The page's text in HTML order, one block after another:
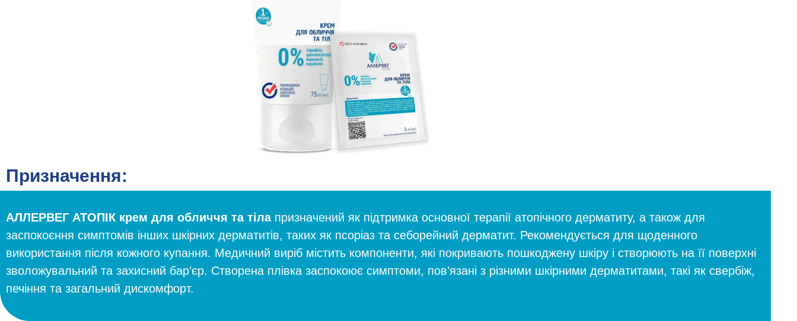
Призначення:
АЛЛЕРВЕГ АТОПІК крем для обличчя та тілапризначений як підтримка основної терапії атопічного дерматиту, а також для
заспокоєння симптомів інших шкірних дерматитів, таких як псоріаз та себорейний дерматит. Рекомендується для щоденного
використання після кожного купання. Медичний виріб містить компоненти, які покривають пошкоджену шкіру і створюють на її поверхні
зволожувальний та захисний бар’єр. Створена плівка заспокоює симптоми, пов’язані з різними шкірними дерматитами, такі як свербіж,
печіння та загальний дискомфорт.